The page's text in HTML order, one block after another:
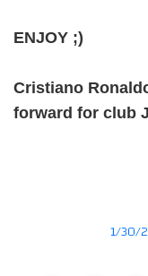
ENJOY ;)
Cristiano
forward for club
1/30/